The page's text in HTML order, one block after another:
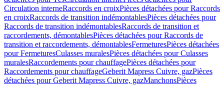
Circulation interneRaccords en croixPièces détachées pour Raccords
en croixRaccords de transition indémontablesPièces détachées pour
Raccords de transition indémontablesRaccords de transition et
raccordements, démontablesPièces détachées pour Raccords de
transition et raccordements, démontablesFermeturesPièces détachées
pour FermeturesCulasses muralesPièces détachées pour Culasses
muralesRaccordements pour chauffagePièces détachées pour
Raccordements pour chauffageGeberit Mapress Cuivre, gazPièces
détachées pour Geberit Mapress Cuivre, gazManchonsPièces